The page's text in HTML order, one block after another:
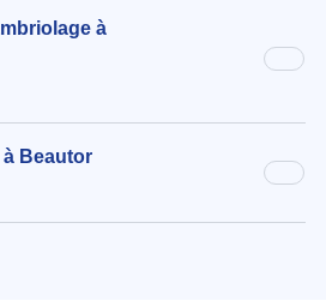
à
Beautor